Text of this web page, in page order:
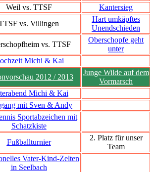
Weil vs. TTSF
Kantersieg
vs. Villingen
Hart umkäpftes
Unendschieden
vs. TTSF
Oberschopfe geht
unter
Michi & Kai
2012 / 2013
Junge Wilde auf dem
Vormarsch
Michi & Kai
mit Sven & Andy
Sportabzeichen mit
Schatzkiste
Fußballturnier
2. Platz für unser
Team
Vater-Kind-Zelten
in Seelbach